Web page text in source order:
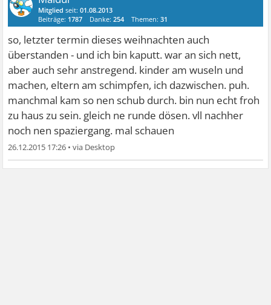
Mitglied seit:01.08.2013
Beiträge: 1787 Danke:254 Themen:31
so, letzter termin dieses weihnachten auch
überstanden - und ich bin kaputt. war an sich nett,
aber auch sehr anstregend. kinder am wuseln und
machen, eltern am schimpfen, ich dazwischen. puh.
manchmal kam so nen schub durch. bin nun echt froh
zu haus zu sein. gleich ne runde dösen. vll nachher
noch nen spaziergang. mal schauen
26.12.2015 17:26 •